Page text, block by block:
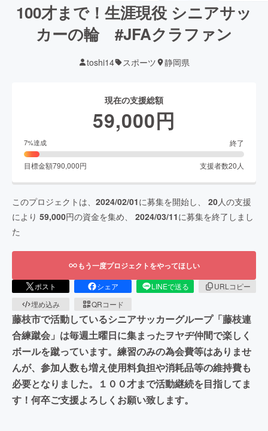
100才まで！生涯現役 シニアサッ
カーの輪 #JFAクラファン
toshi14 スポーツ 静岡県
現在の支援総額
59,000円
7%達成 終了
目標金額790,000円 支援者数20 人
このプロジェクトは、 2024/02/01に募集を開始し、 20人の支援
により 59,000円の資金を集め、 2024/03/11に募集を終了しまし
た
もう一度プロジェクトをやってほしい
ポスト シェア LINEで送る
URLコピー
埋め込み
QRコード
藤枝市で活動しているシニアサッカーグループ「藤枝連
合練蹴会」は毎週土曜日に集まったヲヤヂ仲間で楽しく
ボールを蹴っています。練習のみの為会費等はありませ
んが、参加人数も増え使用料負担や消耗品等の維持費も
必要となりました。１００才まで活動継続を目指してま
す！何卒ご支援よろしくお願い致します。